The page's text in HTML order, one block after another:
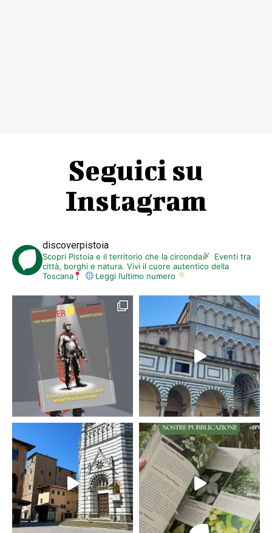
Seguici su
Instagram
discoverpistoia
Scopri Pistoia e il territorio che la circonda
Eventi tra
città, borghi e natura. Vivi il cuore autentico della
Toscana
Leggi l’ultimo numero